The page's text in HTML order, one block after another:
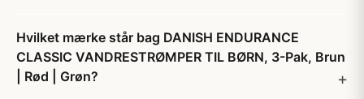
Hvilket mærke står bag DANISH ENDURANCE
CLASSIC VANDRESTRØMPER TIL BØRN, 3-Pak, Brun
| Rød | Grøn?